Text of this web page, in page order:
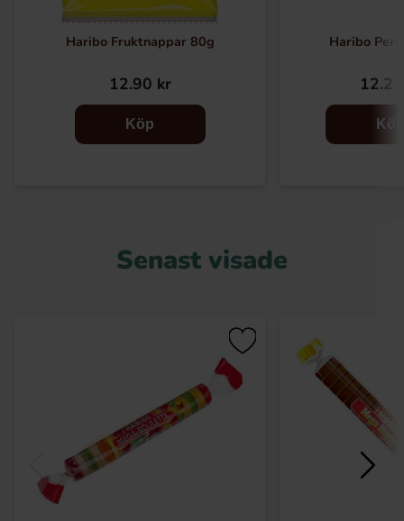
Haribo Fruktnappar 80g
12.90 kr
Köp
Haribo
Köp
Senast visade